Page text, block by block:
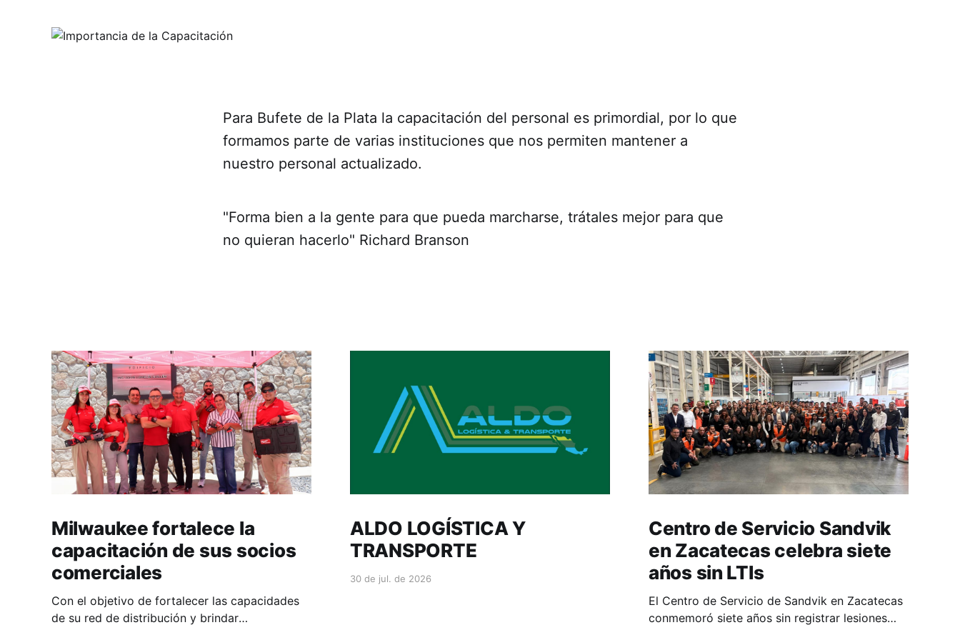
Para Bufete de la Plata la capacitación del personal es primordial, por lo que
formamos parte de varias instituciones que nos permiten mantener a
nuestro personal actualizado.
"Forma bien a la gente para que pueda marcharse, trátales mejor para que
no quieran hacerlo" Richard Branson
Milwaukee fortalece la
capacitación de sus socios
comerciales
Con el objetivo de fortalecer las capacidades
de su red de distribución y brindar
ALDO LOGÍSTICA Y
TRANSPORTE
30 de jul. de 2026
Centro de Servicio Sandvik
en Zacatecas celebra siete
años sin LTIs
El Centro de Servicio de Sandvik en Zacatecas
conmemoró siete años sin registrar lesiones